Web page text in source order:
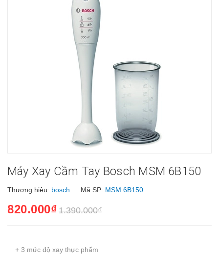
Máy Xay Cầm Tay Bosch MSM 6B150
Thương hiệu: bosch Mã SP: MSM 6B150
820.000₫ 1.390.000₫
+ 3 mức độ xay thực phẩm